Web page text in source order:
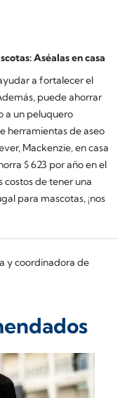
Aséalas en casa
a fortalecer el
puede ahorrar
a un peluquero
herramientas de aseo
Mackenzie, en casa
$ 623 por año en el
costos de tener una
para mascotas, ¡nos
y coordinadora de